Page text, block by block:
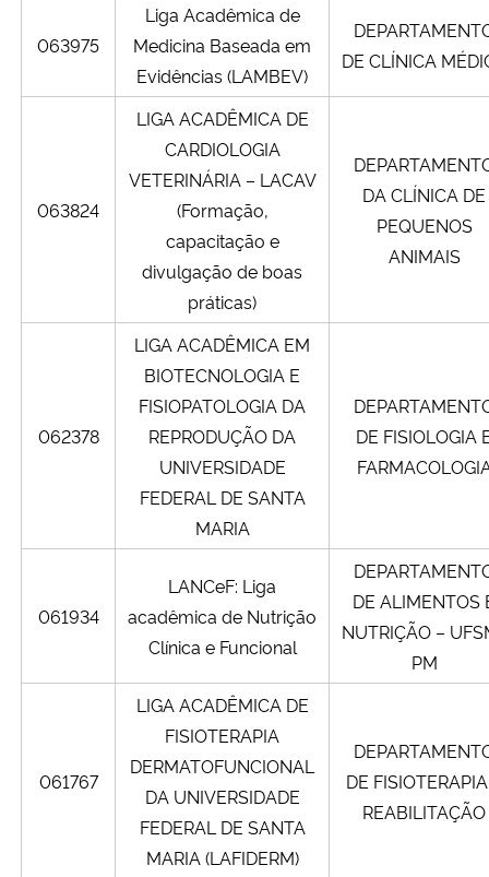
063975
Liga Acadêmica de
Medicina Baseada em
Evidências (LAMBEV)
DE CLÍNICA
063824
LIGA ACADÊMICA DE
CARDIOLOGIA
VETERINÁRIA – LACAV
(Formação,
capacitação e
divulgação de boas
práticas)
DA CLÍNICA DE
PEQUENOS
ANIMAIS
062378
LIGA ACADÊMICA EM
BIOTECNOLOGIA E
FISIOPATOLOGIA DA
REPRODUÇÃO DA
UNIVERSIDADE
FEDERAL DE SANTA
MARIA
DE FISIOLOGIA
061934
LANCeF: Liga
acadêmica de Nutrição
Clínica e Funcional
DE ALIMENTOS
NUTRIÇÃO –
PM
061767
LIGA ACADÊMICA DE
FISIOTERAPIA
DERMATOFUNCIONAL
DA UNIVERSIDADE
FEDERAL DE SANTA
MARIA (LAFIDERM)
DE
REABILITAÇÃO